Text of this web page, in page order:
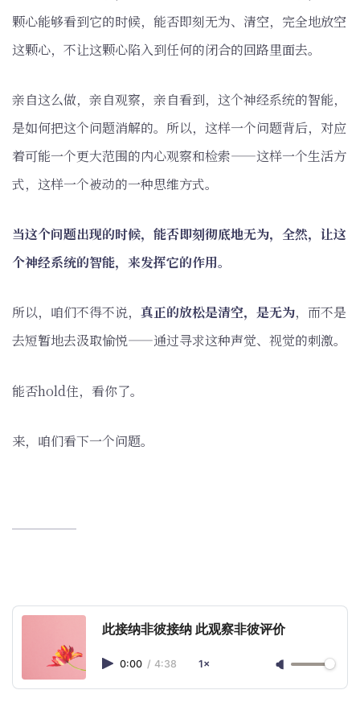
颗心能够看到它的时候，能否即刻无为、清空，完全地放空
这颗心，不让这颗心陷入到任何的闭合的回路里面去。
亲自这么做，亲自观察，亲自看到，这个神经系统的智能，
是如何把这个问题消解的。所以，这样一个问题背后，对应
着可能一个更大范围的内心观察和检索——这样一个生活方
式，这样一个被动的一种思维方式。
当这个问题出现的时候，能否即刻彻底地无为，全然，让这
个神经系统的智能，来发挥它的作用。
所以，咱们不得不说， 真正的放松是清空，是无为，而不是
去短暂地去汲取愉悦——通过寻求这种声觉、视觉的刺激。
能否hold住，看你了。
来，咱们看下一个问题。
此接纳非彼接纳 此观察非彼评价
0:00 / 4:38 1×